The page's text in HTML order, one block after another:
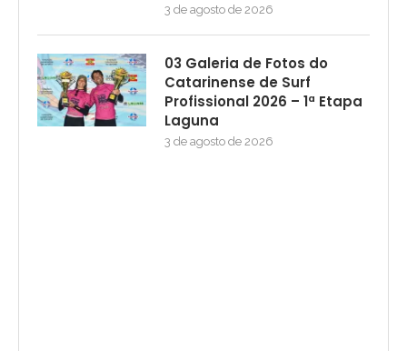
3 de agosto de 2026
03 Galeria de Fotos do
Catarinense de Surf
Profissional 2026 – 1ª Etapa
Laguna
3 de agosto de 2026